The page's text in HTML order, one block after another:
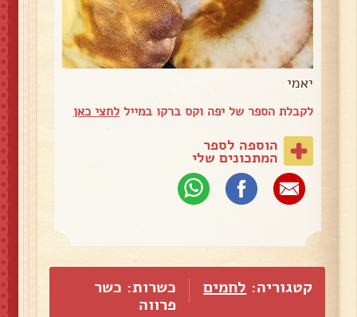
יאמי
לקבלת הספר של יפה וקס ברקו במייללחצי כאן
הוספה לספר
המתכונים שלי
קטגוריה: לחמים
כשרות: כשר
פרווה